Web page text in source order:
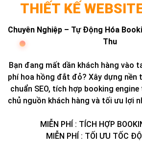
THIẾT KẾ
Chuyên Nghiệp – Tự Động Hóa
Thu
Bạn đang mất dần khách hàng vào
phí hoa hồng đắt đỏ? Xây dựng nền
chuẩn SEO, tích hợp booking
chủ nguồn khách hàng và tối ưu lợi
MIỄN PHÍ : TÍCH HỢP
MIỄN PHÍ : TỐI ƯU TỐC